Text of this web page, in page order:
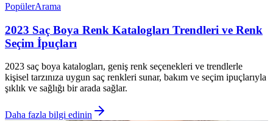
PopülerArama
2023 Saç Boya Renk Katalogları Trendleri ve Renk
Seçim İpuçları
2023 saç boya katalogları, geniş renk seçenekleri ve trendlerle
kişisel tarzınıza uygun saç renkleri sunar, bakım ve seçim ipuçlarıyla
şıklık ve sağlığı bir arada sağlar.
Daha fazla bilgi edinin